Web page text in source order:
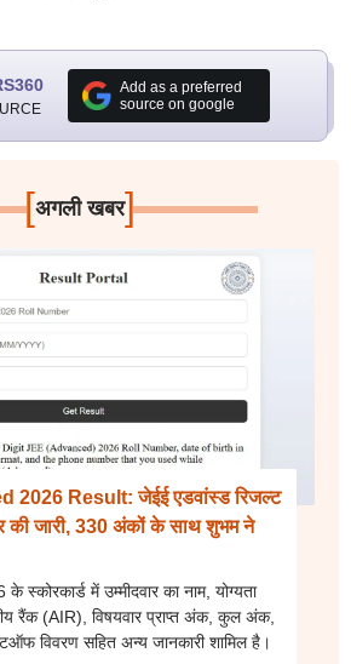
Add as a preferred
source on google
[अगली खबर]
2026 Result: जेईई एडवांस्ड रिजल्ट
जारी, 330 अंकों के साथ शुभम ने
स्कोरकार्ड में उम्मीदवार का नाम, योग्यता
रैंक (AIR), विषयवार प्राप्त अंक, कुल अंक,
विवरण सहित अन्य जानकारी शामिल है।